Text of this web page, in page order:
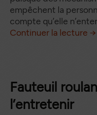
empêchent la
compte qu’elle
Continuer la lecture de
→
Fauteuil
l’entretenir